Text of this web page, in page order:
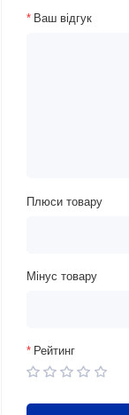
Ваш відгук
Плюси товару
Мінус товару
Рейтинг